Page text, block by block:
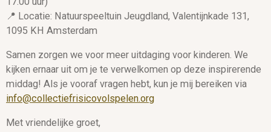
📍 Locatie: Natuurspeeltuin Jeugdland, Valentijnkade 131,
1095 KH Amsterdam
Samen zorgen we voor meer uitdaging voor kinderen. We
kijken ernaar uit om je te verwelkomen op deze inspirerende
middag! Als je vooraf vragen hebt, kun je mij bereiken via
info@collectiefrisicovolspelen.org
Met vriendelijke groet,